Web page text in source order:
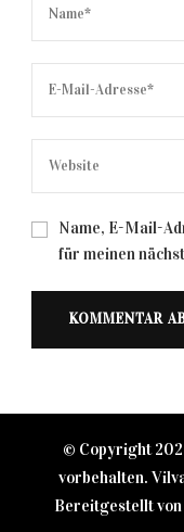
Name, E-Mail-
für meinen
© Copyright
vorbehalten.
Bereitgestellt von